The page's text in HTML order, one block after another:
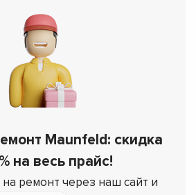
Maunfeld: скидка
на весь прайс!
ремонт через наш сайт и